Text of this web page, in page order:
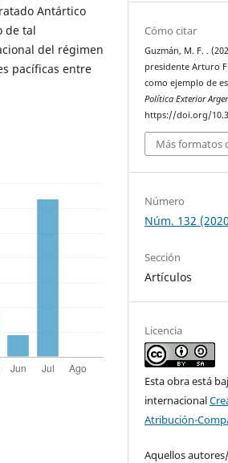
Antártico
de tal
del régimen
pacíficas entre
Cómo citar
Guzmán, M. F. .
presidente Arturo
como ejemplo de
Política Exterior
https://doi.org/
Más formatos
Número
Núm. 132
Sección
Artículos
Licencia
Esta obra está
internacional
Atribución-
Aquellos